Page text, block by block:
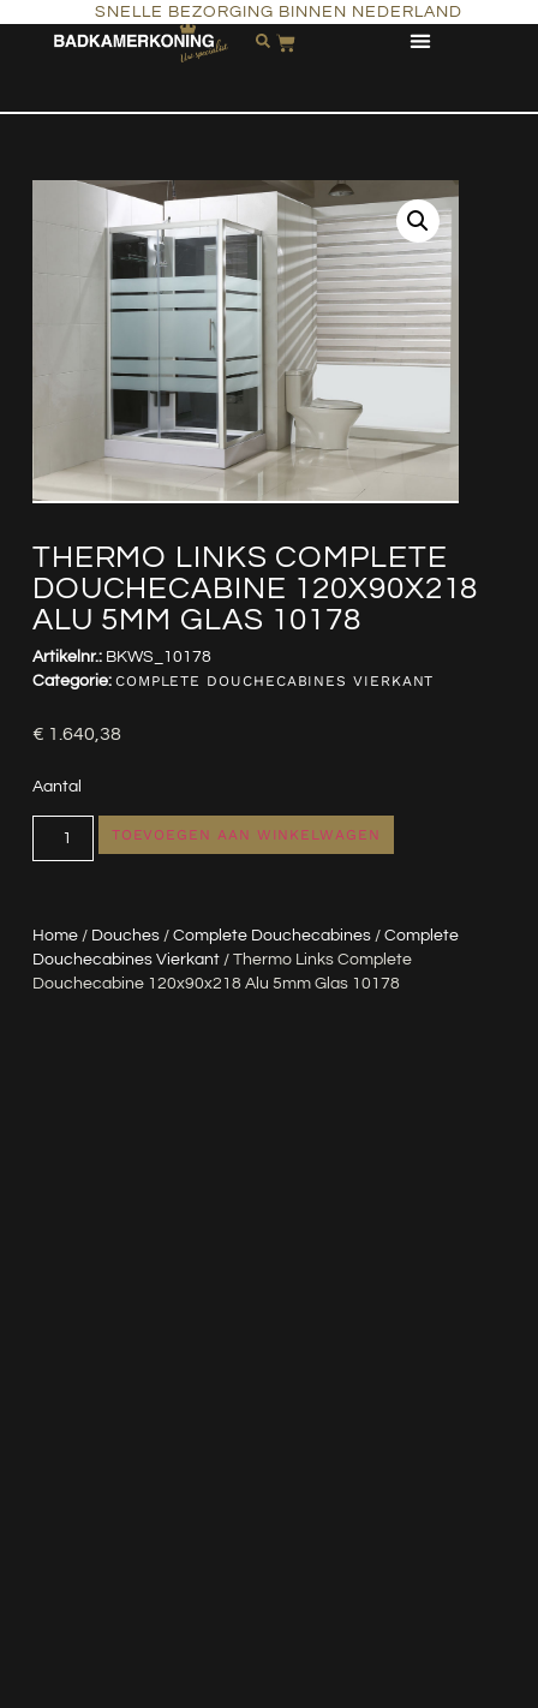
SNELLE BEZORGING BINNEN NEDERLAND
THERMO LINKS COMPLETE
DOUCHECABINE 120X90X218
ALU 5MM GLAS 10178
Home/ Douches/ Complete Douchecabines/ Complete
Douchecabines Vierkant/ Thermo Links Complete
Douchecabine 120x90x218 Alu 5mm Glas 10178
Artikelnr.: BKWS_10178
Categorie: COMPLETE DOUCHECABINES VIERKANT
€ 1.640,38
Aantal
TOEVOEGEN AAN WINKELWAGEN